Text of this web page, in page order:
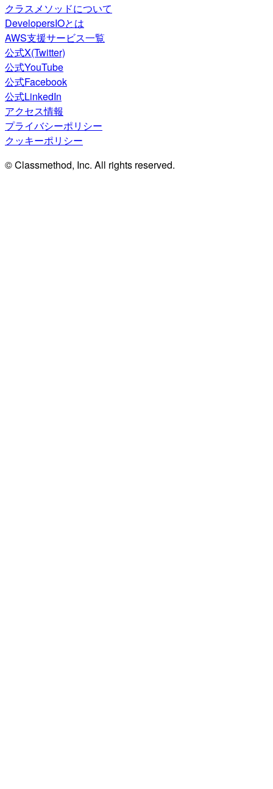
クラスメソッドについて
DevelopersIOとは
AWS支援サービス一覧
公式X(Twitter)
公式YouTube
公式Facebook
公式LinkedIn
アクセス情報
プライバシーポリシー
クッキーポリシー
© Classmethod, Inc. All rights reserved.